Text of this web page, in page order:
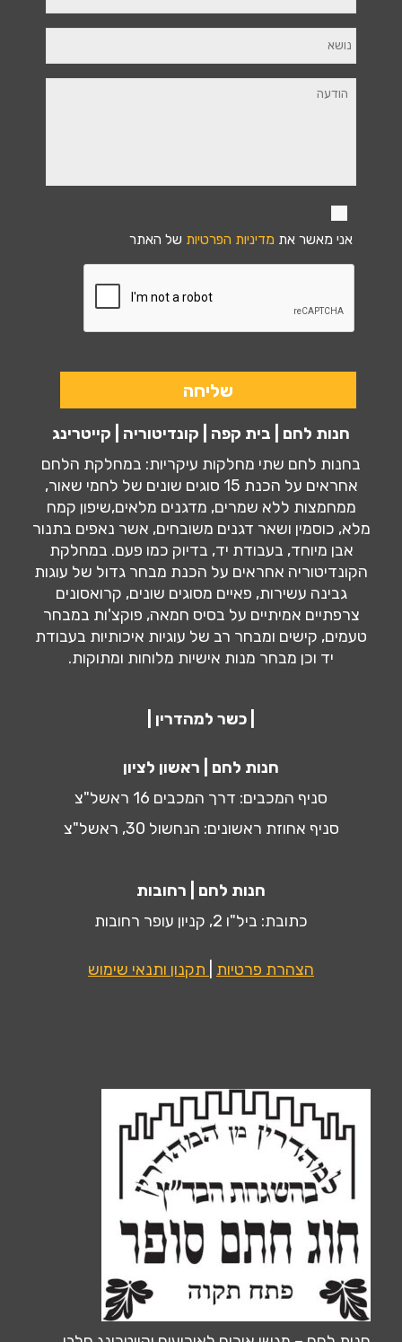
אני מאשר את מדיניות הפרטיות של האתר
חנות לחם | בית קפה | קונדיטוריה | קייטרינג
בחנות לחם שתי מחלקות עיקריות: במחלקת הלחם
אחראים על הכנת 15 סוגים שונים של לחמי שאור,
ממחמצות ללא שמרים, מדגנים מלאים,שיפון קמח
מלא, כוסמין ושאר דגנים משובחים, אשר נאפים בתנור
אבן מיוחד, בעבודת יד, בדיוק כמו פעם. במחלקת
הקונדיטוריה אחראים על הכנת מבחר גדול של עוגות
גבינה עשירות, פאיים מסוגים שונים, קרואסונים
צרפתיים אמיתיים על בסיס חמאה, פוקצ'ות במבחר
טעמים, קישים ומבחר רב של עוגיות איכותיות בעבודת
יד וכן מבחר מנות אישיות מלוחות ומתוקות.
| כשר למהדרין |
חנות לחם | ראשון לציון
סניף המכבים: דרך המכבים 16 ראשל"צ
סניף אחוזת ראשונים: הנחשול 30, ראשל"צ
חנות לחם | רחובות
כתובת: ביל"ו 2, קניון עופר רחובות
הצהרת פרטיות תקנון ותנאי שימוש